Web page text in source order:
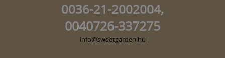
0036-21-2002004,
0040726-337275
info@sweetgarden.hu